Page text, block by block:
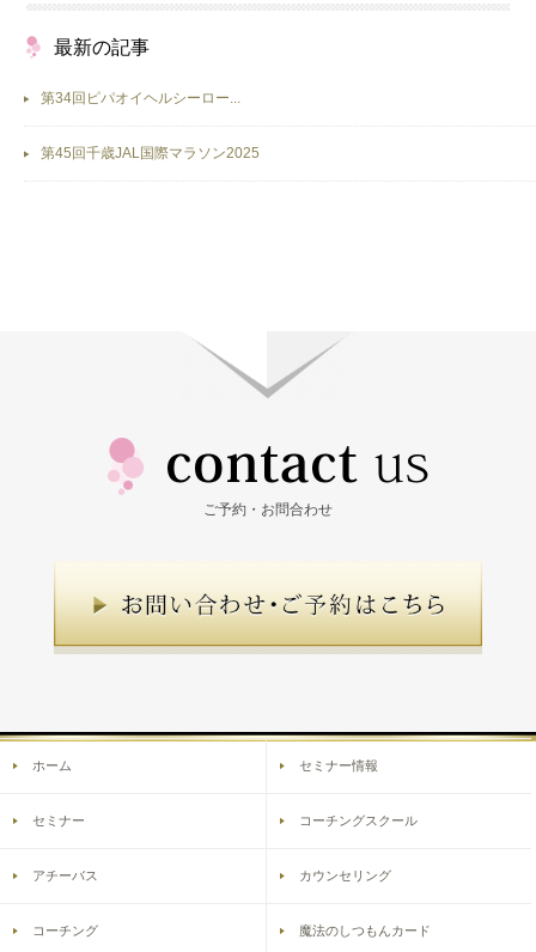
最新の記事
第34回ピパオイヘルシーロー...
第45回千歳JAL国際マラソン2025
ご予約・お問合わせ
ホーム セミナー情報
セミナー コーチングスクール
アチーバス カウンセリング
コーチング 魔法のしつもんカード